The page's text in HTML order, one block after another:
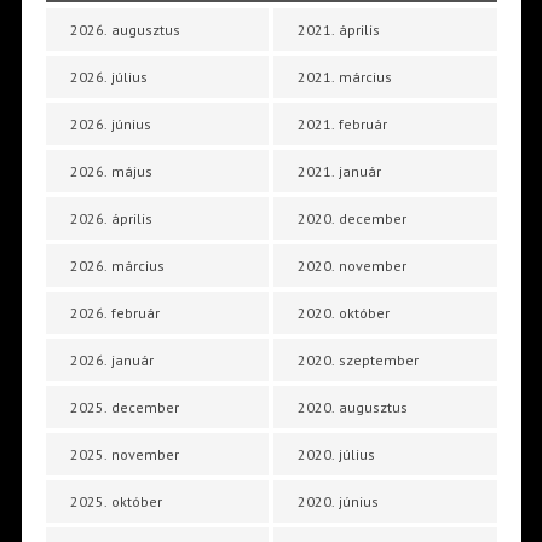
2026. augusztus
2026. július
2026. június
2026. május
2026. április
2026. március
2026. február
2026. január
2025. december
2025. november
2025. október
2021. április
2021. március
2021. február
2021. január
2020. december
2020. november
2020. október
2020. szeptember
2020. augusztus
2020. július
2020. június